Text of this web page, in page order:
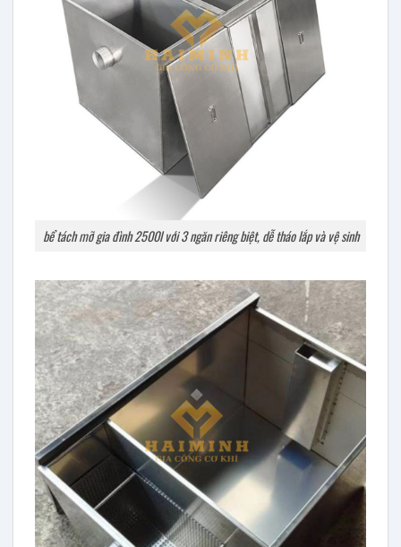
bể tách mỡ gia đình 2500l với 3 ngăn riêng biệt, dễ tháo lắp và vệ sinh